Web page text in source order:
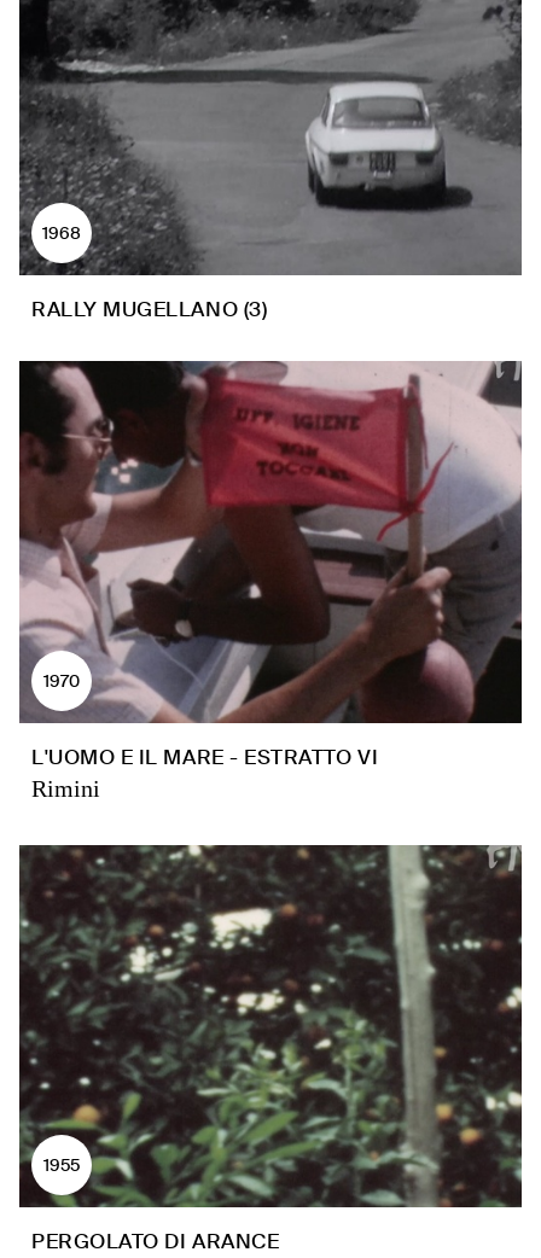
1968
RALLY MUGELLANO (3)
1970
L'UOMO E IL MARE - ESTRATTO VI
Rimini
1955
PERGOLATO DI ARANCE